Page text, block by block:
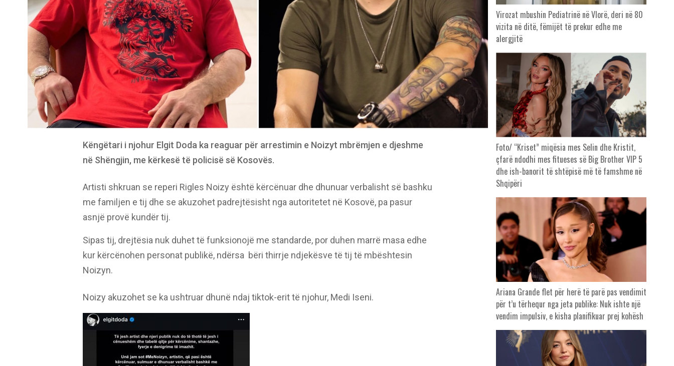
Këngëtari i njohur Elgit Doda ka reaguar për arrestimin e Noizyt mbrëmjen e djeshme
në Shëngjin, me kërkesë të policisë së Kosovës.
Artisti shkruan se reperi Rigles Noizy është kërcënuar dhe dhunuar verbalisht së bashku
me familjen e tij dhe se akuzohet padrejtësisht nga autoritetet në Kosovë, pa pasur
asnjë provë kundër tij.
Sipas tij, drejtësia nuk duhet të funksionojë me standarde, por duhen marrë masa edhe
kur kërcënohen personat publikë, ndërsa bëri thirrje ndjekësve të tij të mbështesin
Noizyn.
Noizy akuzohet se ka ushtruar dhunë ndaj tiktok-erit të njohur, Medi Iseni.
Virozat mbushin Pediatrinë në Vlorë, deri në 80
vizita në ditë, fëmijët të prekur edhe me
alergjitë
Foto/ “Kriset” miqësia mes Selin dhe Kristit,
çfarë ndodhi mes fitueses së Big Brother VIP 5
dhe ish-banorit të shtëpisë më të famshme në
Shqipëri
Ariana Grande flet për herë të parë pas vendimit
për t’u tërhequr nga jeta publike: Nuk ishte një
vendim impulsiv, e kisha planifikuar prej kohësh